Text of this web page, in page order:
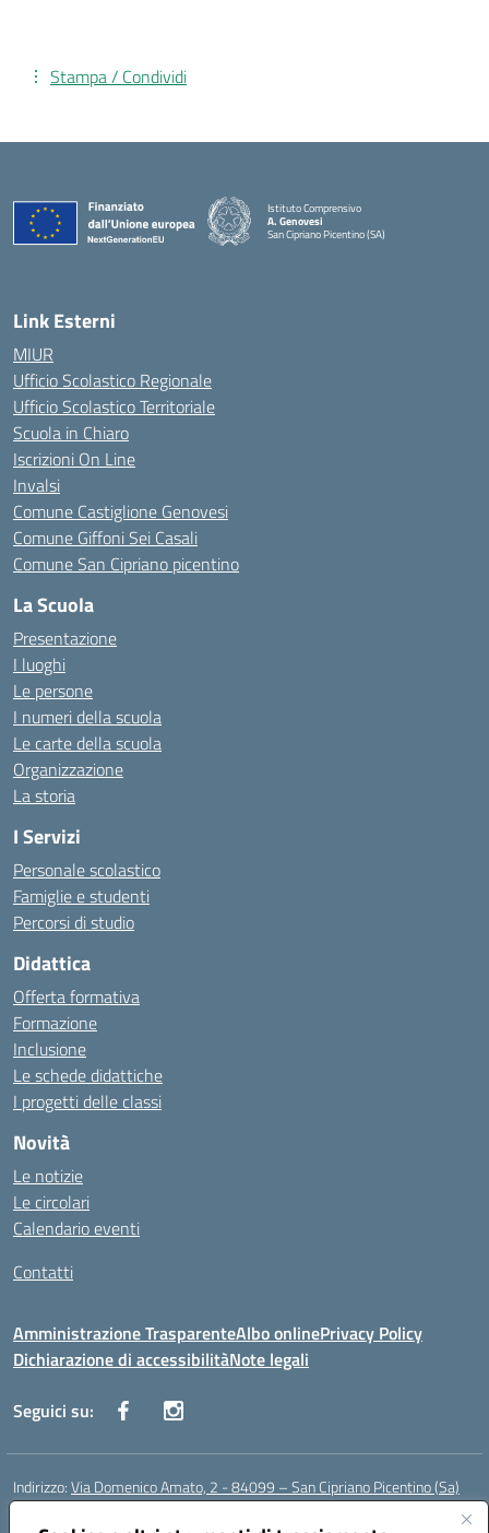
Stampa / Condividi
Istituto Comprensivo
A. Genovesi
San Cipriano Picentino (SA)
— Visita la pagina iniziale della scuola
Link Esterni
MIUR
Ufficio Scolastico Regionale
Ufficio Scolastico Territoriale
Scuola in Chiaro
Iscrizioni On Line
Invalsi
Comune Castiglione Genovesi
Comune Giffoni Sei Casali
Comune San Cipriano picentino
La Scuola
Presentazione
I luoghi
Le persone
I numeri della scuola
Le carte della scuola
Organizzazione
La storia
I Servizi
Personale scolastico
Famiglie e studenti
Percorsi di studio
Didattica
Offerta formativa
Formazione
Inclusione
Le schede didattiche
I progetti delle classi
Novità
Le notizie
Le circolari
Calendario eventi
Contatti
Amministrazione TrasparenteAlbo onlinePrivacy Policy
Dichiarazione di accessibilitàNote legali
Seguici su:
Indirizzo:Via Domenico Amato, 2 - 84099 – San Cipriano Picentino (Sa)
Centralino: